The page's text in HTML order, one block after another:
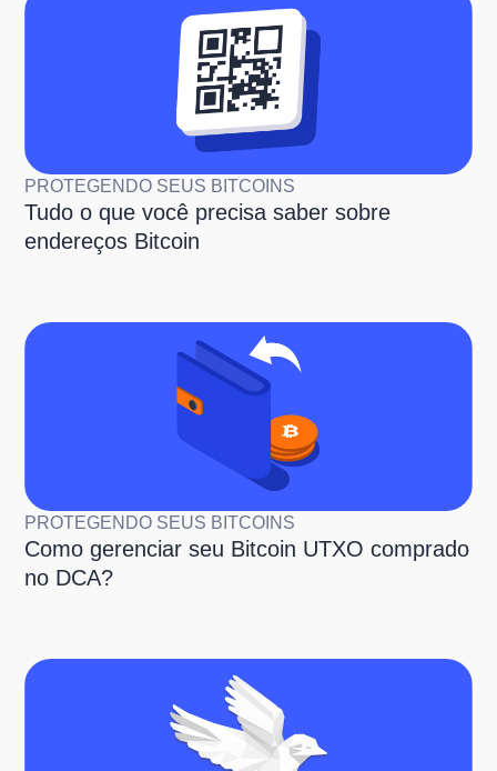
PROTEGENDO SEUS BITCOINS
Tudo o que você precisa saber sobre
endereços Bitcoin
PROTEGENDO SEUS BITCOINS
Como gerenciar seu Bitcoin UTXO comprado
no DCA?